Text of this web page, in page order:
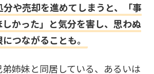
分や売却を進めてしまうと、「事
かった」と気分を害し、思わぬ
つながることも。
姉妹と同居している、あるいは